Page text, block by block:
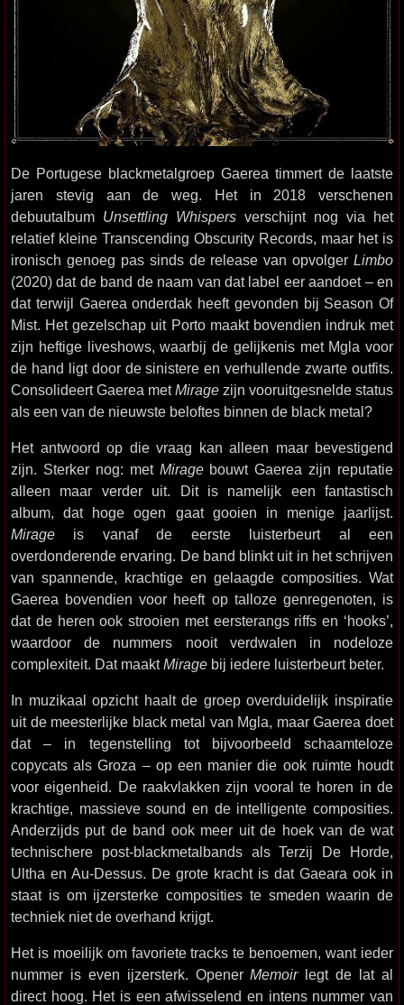
De Portugese blackmetalgroep Gaerea timmert de laatste
jaren stevig aan de weg. Het in 2018 verschenen
debuutalbum Unsettling Whispers verschijnt nog via het
relatief kleine Transcending Obscurity Records, maar het is
ironisch genoeg pas sinds de release van opvolger Limbo
(2020) dat de band de naam van dat label eer aandoet – en
dat terwijl Gaerea onderdak heeft gevonden bij Season Of
Mist. Het gezelschap uit Porto maakt bovendien indruk met
zijn heftige liveshows, waarbij de gelijkenis met Mgla voor
de hand ligt door de sinistere en verhullende zwarte outfits.
Consolideert Gaerea metMirage zijn vooruitgesnelde status
als een van de nieuwste beloftes binnen de black metal?
Het antwoord op die vraag kan alleen maar bevestigend
zijn. Sterker nog: met Miragebouwt Gaerea zijn reputatie
alleen maar verder uit. Dit is namelijk een fantastisch
album, dat hoge ogen gaat gooien in menige jaarlijst.
Mirage is vanaf de eerste luisterbeurt al een
overdonderende ervaring. De band blinkt uit in het schrijven
van spannende, krachtige en gelaagde composities. Wat
Gaerea bovendien voor heeft op talloze genregenoten, is
dat de heren ook strooien met eersterangs riffs en ‘hooks’,
waardoor de nummers nooit verdwalen in nodeloze
complexiteit. Dat maaktMirage bij iedere luisterbeurt beter.
In muzikaal opzicht haalt de groep overduidelijk inspiratie
uit de meesterlijke black metal van Mgla, maar Gaerea doet
dat – in tegenstelling tot bijvoorbeeld schaamteloze
copycats als Groza – op een manier die ook ruimte houdt
voor eigenheid. De raakvlakken zijn vooral te horen in de
krachtige, massieve sound en de intelligente composities.
Anderzijds put de band ook meer uit de hoek van de wat
technischere post-blackmetalbands als Terzij De Horde,
Ultha en Au-Dessus. De grote kracht is dat Gaeara ook in
staat is om ijzersterke composities te smeden waarin de
techniek niet de overhand krijgt.
Het is moeilijk om favoriete tracks te benoemen, want ieder
nummer is even ijzersterk. OpenerMemoirlegt de lat al
direct hoog. Het is een afwisselend en intens nummer van